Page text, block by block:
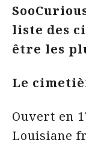
liste des
être les
Le
Ouvert en
Louisiane